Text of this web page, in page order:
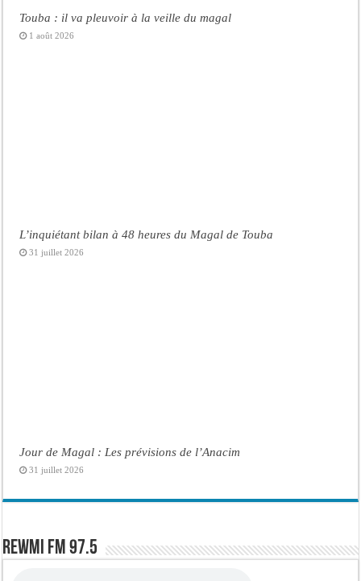
Touba : il va pleuvoir à la veille du magal
1 août 2026
L’inquiétant bilan à 48 heures du Magal de Touba
31 juillet 2026
Jour de Magal : Les prévisions de l’Anacim
31 juillet 2026
Rewmi FM 97.5